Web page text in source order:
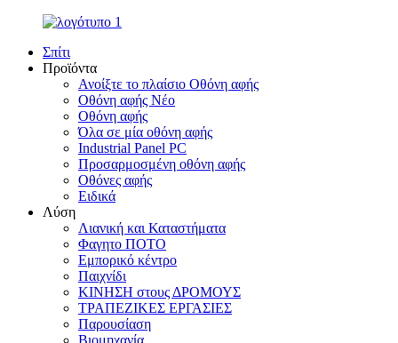
Σπίτι
Προϊόντα
Ανοίξτε το πλαίσιο Οθόνη αφής
Οθόνη αφής Νέο
Οθόνη αφής
Όλα σε μία οθόνη αφής
Industrial Panel PC
Προσαρμοσμένη οθόνη αφής
Οθόνες αφής
Ειδικά
Λύση
Λιανική και Καταστήματα
Φαγητο ΠΟΤΟ
Εμπορικό κέντρο
Παιχνίδι
ΚΙΝΗΣΗ στους ΔΡΟΜΟΥΣ
ΤΡΑΠΕΖΙΚΕΣ ΕΡΓΑΣΙΕΣ
Παρουσίαση
Βιομηχανία